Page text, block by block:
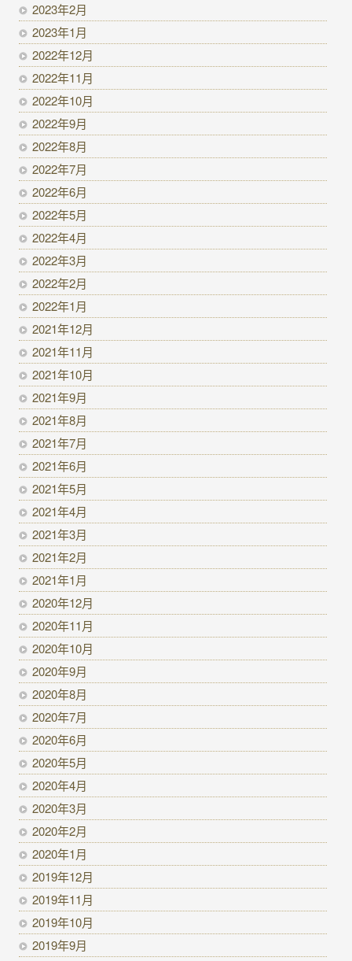
2023年2月
2023年1月
2022年12月
2022年11月
2022年10月
2022年9月
2022年8月
2022年7月
2022年6月
2022年5月
2022年4月
2022年3月
2022年2月
2022年1月
2021年12月
2021年11月
2021年10月
2021年9月
2021年8月
2021年7月
2021年6月
2021年5月
2021年4月
2021年3月
2021年2月
2021年1月
2020年12月
2020年11月
2020年10月
2020年9月
2020年8月
2020年7月
2020年6月
2020年5月
2020年4月
2020年3月
2020年2月
2020年1月
2019年12月
2019年11月
2019年10月
2019年9月